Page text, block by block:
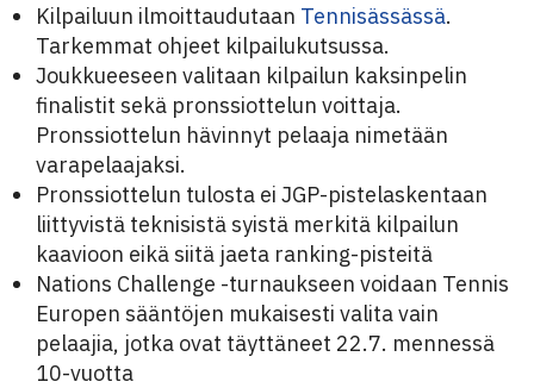
Kilpailuun ilmoittaudutaan Tennisässässä.
Tarkemmat ohjeet kilpailukutsussa.
Joukkueeseen valitaan kilpailun kaksinpelin
finalistit sekä pronssiottelun voittaja.
Pronssiottelun hävinnyt pelaaja nimetään
varapelaajaksi.
Pronssiottelun tulosta ei JGP-pistelaskentaan
liittyvistä teknisistä syistä merkitä kilpailun
kaavioon eikä siitä jaeta ranking-pisteitä
Nations Challenge -turnaukseen voidaan Tennis
Europen sääntöjen mukaisesti valita vain
pelaajia, jotka ovat täyttäneet 22.7. mennessä
10-vuotta